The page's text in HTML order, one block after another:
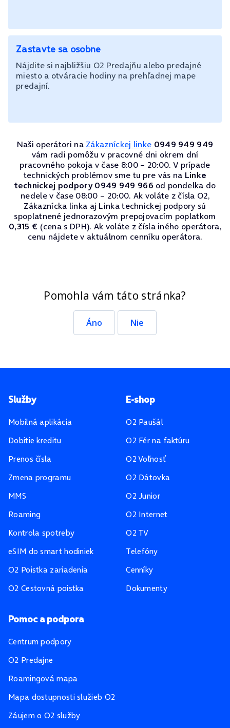
Zastavte sa osobne
Nájdite si najbližšiu O2 Predajňu alebo predajné
miesto a otváracie hodiny na prehľadnej mape
predajní.
Naši operátori na Zákazníckej linke 0949 949 949
vám radi pomôžu v pracovné dni okrem dní
pracovného pokoja v čase 8:00 – 20:00. V prípade
technických problémov sme tu pre vás na Linke
technickej podpory 0949 949 966 od pondelka do
nedele v čase 08:00 – 20:00. Ak voláte z čísla O2,
Zákaznícka linka aj Linka technickej podpory sú
spoplatnené jednorazovým prepojovacím poplatkom
0,315 € (cena s DPH). Ak voláte z čísla iného operátora,
cenu nájdete v aktuálnom cenníku operátora.
Pomohla vám táto stránka?
Áno Nie
Pätička stránky
Služby
Mobilná aplikácia
Dobitie kreditu
Prenos čísla
Zmena programu
MMS
Roaming
Kontrola spotreby
eSIM do smart hodiniek
O2 Poistka zariadenia
O2 Cestovná poistka
E-shop
O2 Paušál
O2 Fér na faktúru
O2 Voľnosť
O2 Dátovka
O2 Junior
O2 Internet
O2 TV
Telefóny
Cenníky
Dokumenty
Pomoc a podpora
Centrum podpory
O2 Predajne
Roamingová mapa
Mapa dostupnosti služieb O2
Záujem o O2 služby